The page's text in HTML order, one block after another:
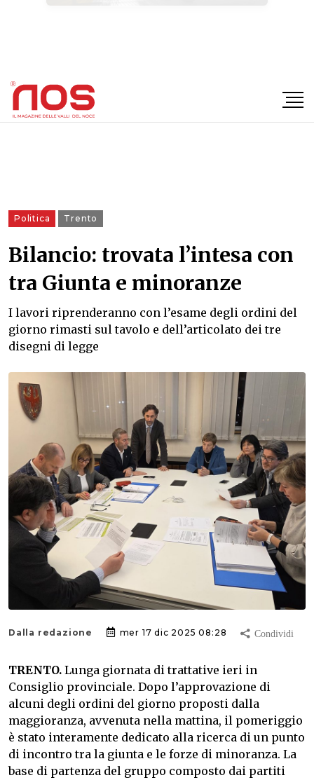
Politica Trento
Bilancio: trovata l’intesa con
tra Giunta e minoranze
I lavori riprenderanno con l’esame degli ordini del
giorno rimasti sul tavolo e dell’articolato dei tre
disegni di legge
Dalla redazione mer 17 dic 2025 08:28
TRENTO. Lunga giornata di trattative ieri in
Consiglio provinciale. Dopo l’approvazione di
alcuni degli ordini del giorno proposti dalla
maggioranza, avvenuta nella mattina, il pomeriggio
è stato interamente dedicato alla ricerca di un punto
di incontro tra la giunta e le forze di minoranza. La
base di partenza del gruppo composto dai partiti